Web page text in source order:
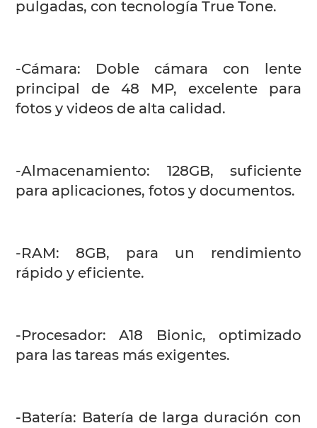
pulgadas, con tecnología True Tone.
-Cámara: Doble cámara con lente
principal de 48 MP, excelente para
fotos y videos de alta calidad.
-Almacenamiento: 128GB, suficiente
para aplicaciones, fotos y documentos.
-RAM: 8GB, para un rendimiento
rápido y eficiente.
-Procesador: A18 Bionic, optimizado
para las tareas más exigentes.
-Batería: Batería de larga duración con